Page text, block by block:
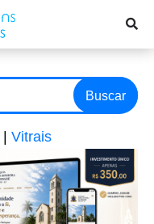
Buscar
Vitrais